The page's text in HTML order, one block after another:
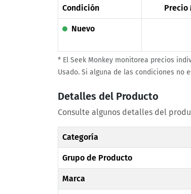
Condición Precio
Nuevo
* El Seek Monkey monitorea precios
Usado. Si alguna de las condiciones
Detalles del Producto
Consulte algunos detalles del
Categoría
Grupo de Producto
Marca